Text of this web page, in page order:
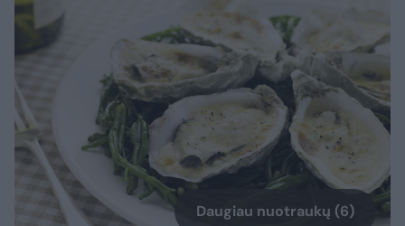
Daugiau nuotraukų (6)